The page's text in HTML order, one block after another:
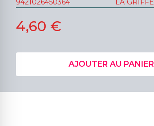
9421026450364 LA GRIFFE
4,60 €
AJOUTER AU PANIER